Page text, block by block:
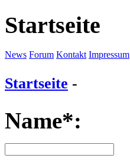
Startseite
News Forum Kontakt Impressum
Startseite -
Name*: